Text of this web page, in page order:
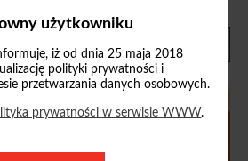
użytkowniku
iż od dnia 25 maja 2018
polityki prywatności i
przetwarzania danych osobowych.
prywatności w serwisie WWW.